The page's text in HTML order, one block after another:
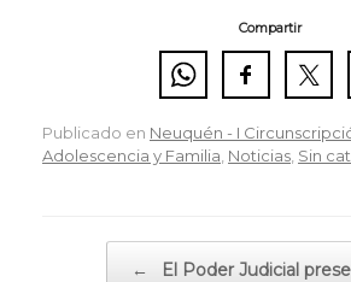
Compartir
Publicado en Neuquén - I
Adolescencia y Familia Noticias Sin
← El Poder Judicial